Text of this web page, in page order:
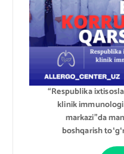
“Respublika
klinik
markazi”da
boshqarish